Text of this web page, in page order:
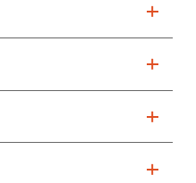
「芸」
共交通機関をご利用くださ